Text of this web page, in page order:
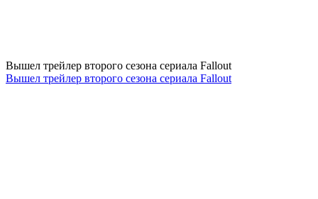
Вышел трейлер второго сезона сериала Fallout
Вышел трейлер второго сезона сериала Fallout